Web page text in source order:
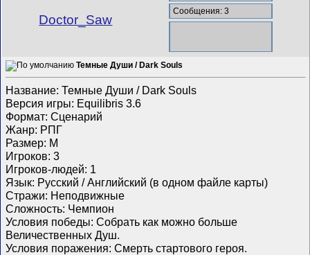
Doctor_Saw
Сообщения: 3
Темные Души / Dark Souls
Название: Темные Души / Dark Souls
Версия игры: Equilibris 3.6
Формат: Сценарий
Жанр: РПГ
Размер: M
Игроков: 3
Игроков-людей: 1
Язык: Русский / Английский (в одном файле карты)
Стражи: Неподвижные
Сложность: Чемпион
Условия победы: Собрать как можно больше
Величественных Душ.
Условия поражения: Смерть стартового героя.